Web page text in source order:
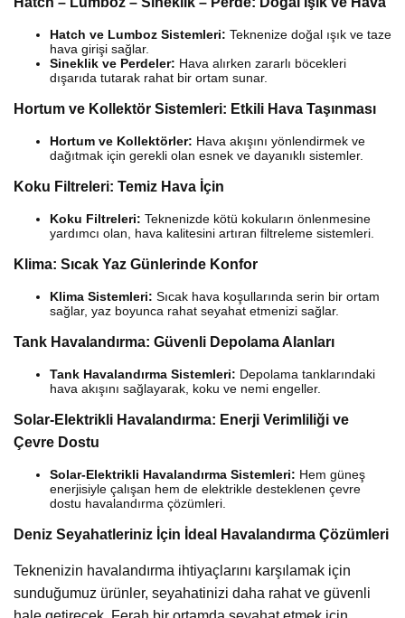
Hatch ve Lumboz Sistemleri: Teknenize doğal ışık ve taze
hava girişi sağlar.
Sineklik ve Perdeler: Hava alırken zararlı böcekleri
dışarıda tutarak rahat bir ortam sunar.
Hortum ve Kollektör Sistemleri: Etkili Hava Taşınması
Hortum ve Kollektörler: Hava akışını yönlendirmek ve
dağıtmak için gerekli olan esnek ve dayanıklı sistemler.
Koku Filtreleri: Temiz Hava İçin
Koku Filtreleri: Teknenizde kötü kokuların önlenmesine
yardımcı olan, hava kalitesini artıran filtreleme sistemleri.
Klima: Sıcak Yaz Günlerinde Konfor
Klima Sistemleri: Sıcak hava koşullarında serin bir ortam
sağlar, yaz boyunca rahat seyahat etmenizi sağlar.
Tank Havalandırma: Güvenli Depolama Alanları
Tank Havalandırma Sistemleri: Depolama tanklarındaki
hava akışını sağlayarak, koku ve nemi engeller.
Solar-Elektrikli Havalandırma: Enerji Verimliliği ve
Çevre Dostu
Solar-Elektrikli Havalandırma Sistemleri: Hem güneş
enerjisiyle çalışan hem de elektrikle desteklenen çevre
dostu havalandırma çözümleri.
Deniz Seyahatleriniz İçin İdeal Havalandırma Çözümleri
Teknenizin havalandırma ihtiyaçlarını karşılamak için
sunduğumuz ürünler, seyahatinizi daha rahat ve güvenli